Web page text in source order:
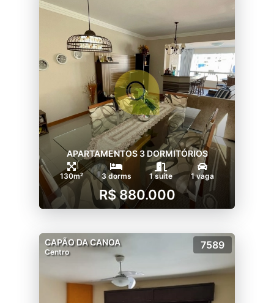
APARTAMENTOS 3 DORMITÓRIOS
130m² 3 dorms 1 suíte 1 vaga
R$ 880.000
CAPÃO DA CANOA
Centro
7589